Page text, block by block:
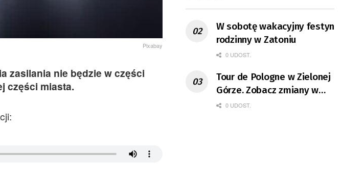
Pixabay
zasilania nie będzie w części
części miasta.
W sobotę wakacyjny festyn
rodzinny w Zatoniu
0 UDOST.
Tour de Pologne w Zielonej
Górze. Zobacz zmiany w
organizacji ruchu
0 UDOST.